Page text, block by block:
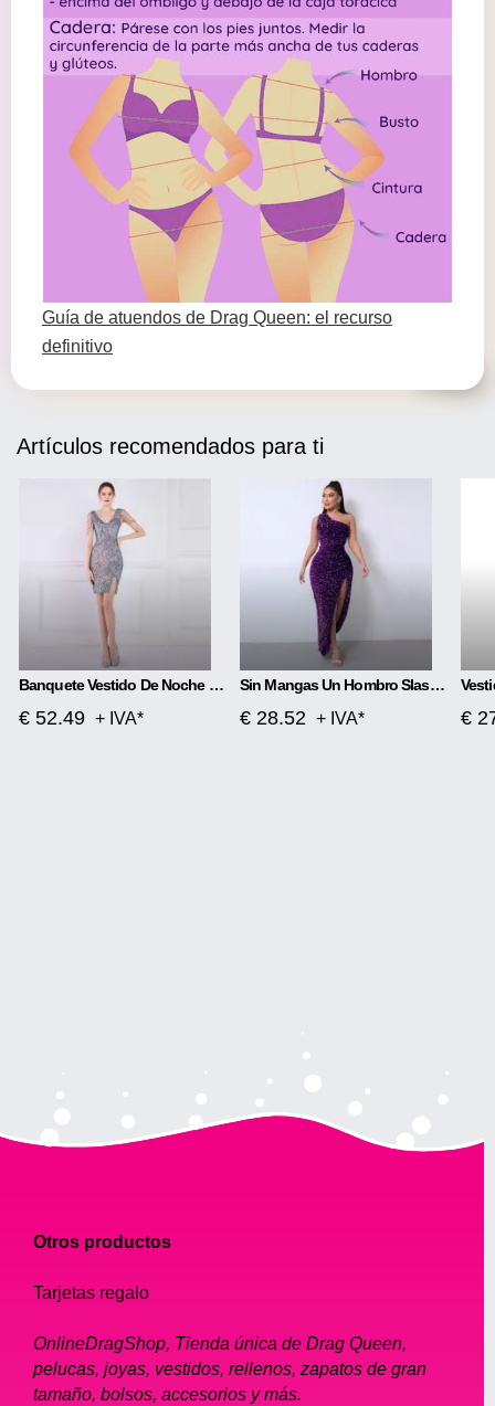
Guía de atuendos de Drag Queen: el recurso
definitivo
Artículos recomendados para ti
Banquete Vestido De Noche Magic Color Beads Short
€ 52.49 + IVA*
Sin Mangas Un Hombro Slash Neck Lentejuelas Precioso Vestido Con Abertura
€ 28.52 + IVA* €
Otros productos
Tarjetas regalo
OnlineDragShop, Tienda única de Drag Queen,
pelucas, joyas, vestidos, rellenos, zapatos de gran
tamaño, bolsos, accesorios y más.